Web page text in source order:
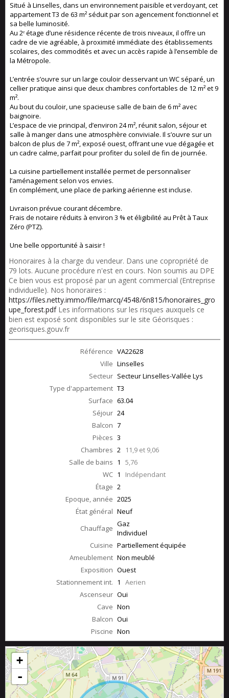
Situé à Linselles, dans un environnement paisible et verdoyant, cet
appartement T3 de 63 m² séduit par son agencement fonctionnel et
sa belle luminosité.
Au 2ᵉ étage d’une résidence récente de trois niveaux, il offre un
cadre de vie agréable, à proximité immédiate des établissements
scolaires, des commodités et avec un accès rapide à l’ensemble de
la Métropole.
L’entrée s’ouvre sur un large couloir desservant un WC séparé, un
cellier pratique ainsi que deux chambres confortables de 12 m² et 9
m².
Au bout du couloir, une spacieuse salle de bain de 6 m² avec
baignoire.
L’espace de vie principal, d’environ 24 m², réunit salon, séjour et
salle à manger dans une atmosphère conviviale. Il s’ouvre sur un
balcon de plus de 7 m², exposé ouest, offrant une vue dégagée et
un cadre calme, parfait pour profiter du soleil de fin de journée.
La cuisine partiellement installée permet de personnaliser
l’aménagement selon vos envies.
En complément, une place de parking aérienne est incluse.
Livraison prévue courant décembre.
Frais de notaire réduits à environ 3 % et éligibilité au Prêt à Taux
Zéro (PTZ).
Une belle opportunité à saisir !
Honoraires à la charge du vendeur. Dans une copropriété de
79 lots. Aucune procédure n'est en cours. Non soumis au DPE
Ce bien vous est proposé par un agent commercial (Entreprise
individuelle). Nos honoraires :
https://files.netty.immo/file/marcq/4548/6n815/honoraires_gro
upe_forest.pdfLes informations sur les risques auxquels ce
bien est exposé sont disponibles sur le site Géorisques :
georisques.gouv.fr
Référence VA22628
Ville Linselles
Secteur Secteur Linselles-Vallée Lys
Type d'appartement T3
Surface 63.04
Séjour 24
Balcon 7
Pièces 3
Chambres 2
11,9 et 9,06
Salle de bains 1 5,76
WC 1 Indépendant
Étage 2
Epoque, année 2025
État général Neuf
Chauffage Gaz
Individuel
Cuisine Partiellement équipée
Ameublement Non meublé
Exposition Ouest
Stationnement int. 1 Aerien
Ascenseur Oui
Cave Non
Balcon Oui
Piscine Non
+
-